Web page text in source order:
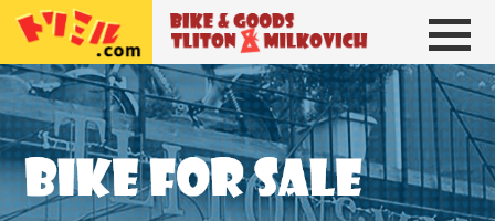
トリトン＆ミルコビッチ BIKE＆